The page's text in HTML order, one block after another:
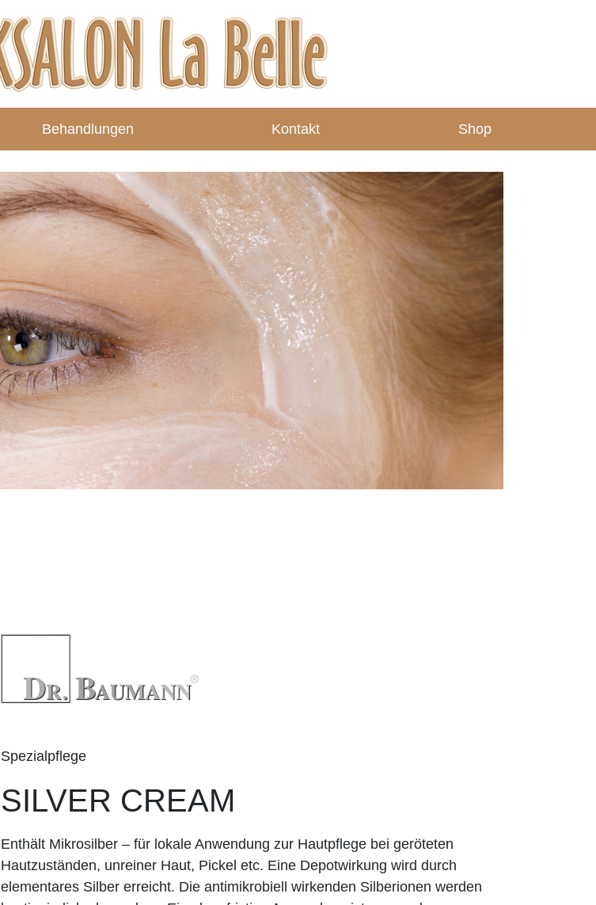
Behandlungen Kontakt Shop
Spezialpflege
SILVER CREAM
Enthält Mikrosilber – für lokale Anwendung zur Hautpflege bei geröteten
Hautzuständen, unreiner Haut, Pickel etc. Eine Depotwirkung wird durch
elementares Silber erreicht. Die antimikrobiell wirkenden Silberionen werden